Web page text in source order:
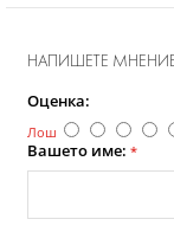
НАПИШЕТЕ
Оценка:
Лош
Вашето име: *